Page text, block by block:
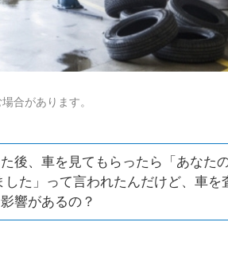
合があります。
後、車を見てもらったら「あなた
した」って言われたんだけど、車を
響があるの？